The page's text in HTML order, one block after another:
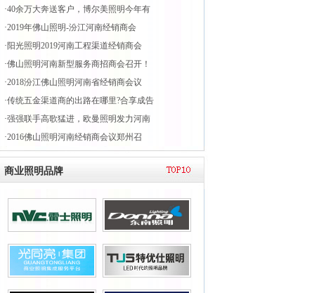
·40余万大奔送客户，博尔美照明今年有
·2019年佛山照明-汾江河南经销商会
· 阳光照明2019河南工程渠道经销商会
·佛山照明河南新型服务商招商会召开！
·2018汾江佛山照明河南省经销商会议
·传统五金渠道商的出路在哪里?合享成告
·强强联手高歌猛进，欧曼照明发力河南
·2016佛山照明河南经销商会议郑州召
商业照明品牌